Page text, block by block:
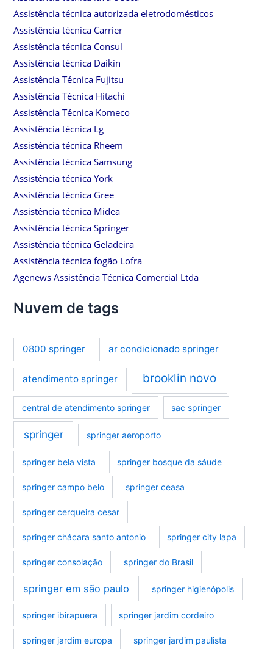
Assistência técnica autorizada eletrodomésticos
Assistência técnica Carrier
Assistência técnica Consul
Assistência técnica Daikin
Assistência Técnica Fujitsu
Assistência Técnica Hitachi
Assistência Técnica Komeco
Assistência técnica Lg
Assistência técnica Rheem
Assistência técnica Samsung
Assistência técnica York
Assistência técnica Gree
Assistência técnica Midea
Assistência técnica Springer
Assistência técnica Geladeira
Assistência técnica fogão Lofra
Agenews Assistência Técnica Comercial Ltda
Nuvem de tags
0800 springer ar condicionado springer
atendimento springer brooklin novo
central de atendimento springer sac springer
springer springer aeroporto
springer bela vista springer bosque da sáude
springer campo belo springer ceasa
springer cerqueira cesar
springer chácara santo antonio springer city lapa
springer consolação springer do Brasil
springer em são paulo springer higienópolis
springer ibirapuera springer jardim cordeiro
springer jardim europa springer jardim paulista